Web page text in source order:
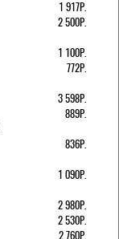
1 917Р.
2 500Р.
1 100Р.
772Р.
3 598Р.
889Р.
836Р.
1 090Р.
2 980Р.
2 530Р.
2 760Р.